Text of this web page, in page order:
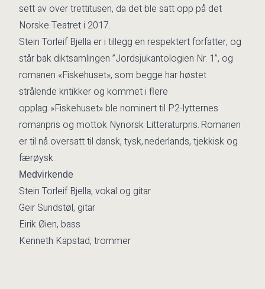
sett av over trettitusen, da det ble satt opp på det
Norske Teatret i 2017.
Stein Torleif Bjella er i tillegg en respektert forfatter, og
står bak diktsamlingen ”Jordsjukantologien Nr. 1”, og
romanen «Fiskehuset», som begge har høstet
strålende kritikker og kommet i flere
opplag. »Fiskehuset» ble nominert til P2-lytternes
romanpris og mottok Nynorsk Litteraturpris. Romanen
er til nå oversatt til dansk, tysk, nederlands, tjekkisk og
færøysk.
Medvirkende
Stein Torleif Bjella, vokal og gitar
Geir Sundstøl, gitar
Eirik Øien, bass
Kenneth Kapstad, trommer